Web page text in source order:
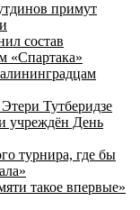
примут
состав
«Спартака»
Тутберидзе
учреждён День
турнира, где бы
такое впервые»